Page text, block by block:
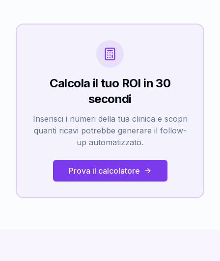
Calcola il tuo ROI in 30
secondi
Inserisci i numeri della tua clinica e scopri
quanti ricavi potrebbe generare il follow-
up automatizzato.
Prova il calcolatore